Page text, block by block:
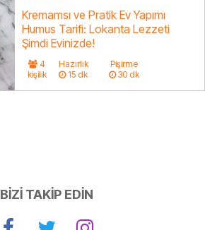
Kremamsı ve Pratik Ev Yapımı
Humus Tarifi: Lokanta Lezzeti
Şimdi Evinizde!
4
kişilik
Hazırlık
15 dk
Pişirme
30 dk
BİZİ TAKİP EDİN